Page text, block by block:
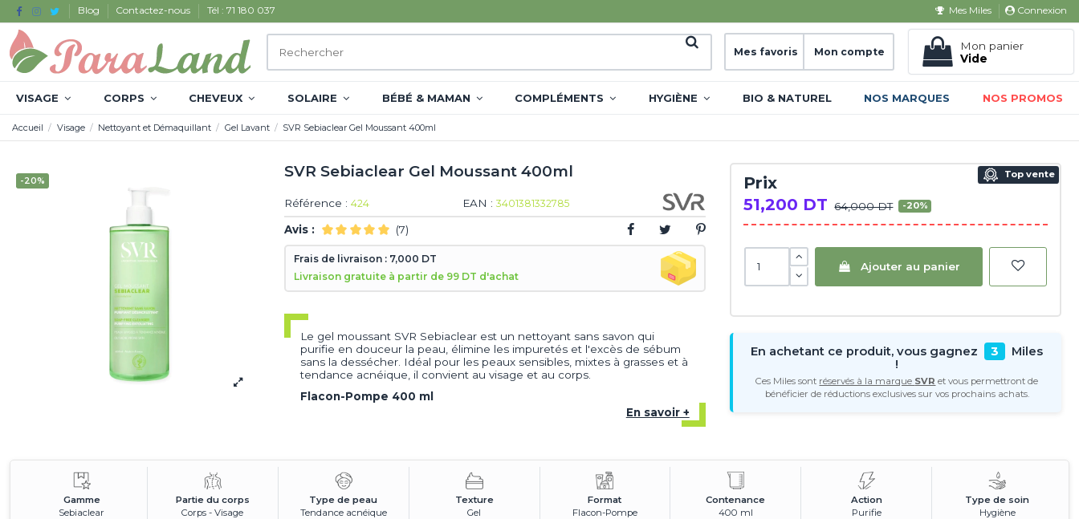
Blog Contactez-nous Tél : 71 180 037 Mes Miles Connexion
Mes favoris Mon compte
Mon panier
Vide
VISAGE CORPS CHEVEUX SOLAIRE BÉBÉ & MAMAN COMPLÉMENTS HYGIÈNE BIO & NATUREL NOS MARQUES NOS PROMOS
Accueil Visage Nettoyant et Démaquillant Gel Lavant SVR Sebiaclear Gel Moussant 400ml
-20%
SVR Sebiaclear Gel Moussant 400ml
Référence : 424 EAN : 3401381332785
Avis : (7)
Frais de livraison : 7,000 DT
Livraison gratuite à partir de 99 DT d'achat
Le gel moussant SVR Sebiaclear est un nettoyant sans savon qui
purifie en douceur la peau, élimine les impuretés et l'excès de sébum
sans la dessécher. Idéal pour les peaux sensibles, mixtes à grasses et à
tendance acnéique, il convient au visage et au corps.
Flacon-Pompe 400 ml
En savoir +
Prix
51,200 DT 64,000 DT -20%
Top vente
Ajouter au panier
En achetant ce produit, vous gagnez 3
Miles
!
Ces Miles sont réservés à la marque SVR et vous permettront de
bénéficier de réductions exclusives sur vos prochains achats.
Gamme
Sebiaclear
Partie du corps
Corps - Visage
Type de peau
Tendance acnéique
Texture
Gel
Format
Flacon-Pompe
Contenance
400 ml
Action
Purifie
Type de soin
Hygiène